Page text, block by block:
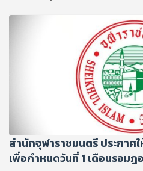
สำนักจุฬาราชมนตรี ประกา
เพื่อกำหนดวันที่ 1 เดือนรอมฎ